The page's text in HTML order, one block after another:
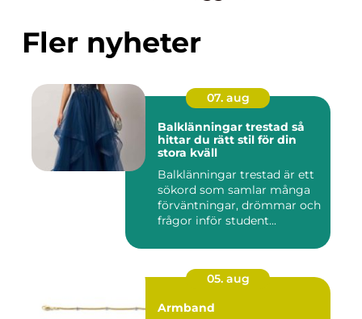
Fler nyheter
07. aug
Balklänningar trestad så
hittar du rätt stil för din
stora kväll
Balklänningar trestad är ett
sökord som samlar många
förväntningar, drömmar och
frågor inför student...
05. aug
Armband